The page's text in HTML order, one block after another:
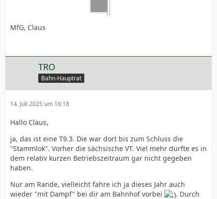
MfG, Claus
TRO
Bahn-Hauptrat
14. Juli 2025 um 16:18
Hallo Claus,
ja, das ist eine T9.3. Die war dort bis zum Schluss die
"Stammlok". Vorher die sächsische VT. Viel mehr dürfte es in
dem relativ kurzen Betriebszeitraum gar nicht gegeben
haben.
Nur am Rande, vielleicht fahre ich ja dieses Jahr auch
wieder "mit Dampf" bei dir am Bahnhof vorbei
. Durch